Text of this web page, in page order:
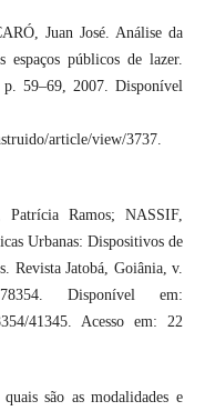
Juan José. Análise da
públicos de lazer.
59–69, 2007. Disponível
article/view/3737.
Ramos; NASSIF,
Urbanas: Dispositivos de
Revista Jatobá, Goiânia, v.
Disponível em:
41345. Acesso em: 22
são as modalidades e